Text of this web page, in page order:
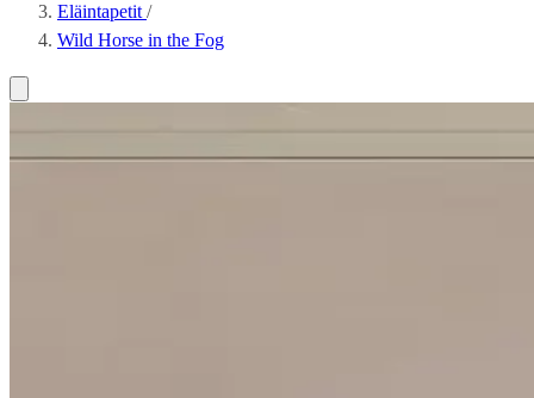
Eläintapetit /
Wild Horse in the Fog